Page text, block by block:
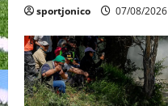
sportjonico 07/08/2026